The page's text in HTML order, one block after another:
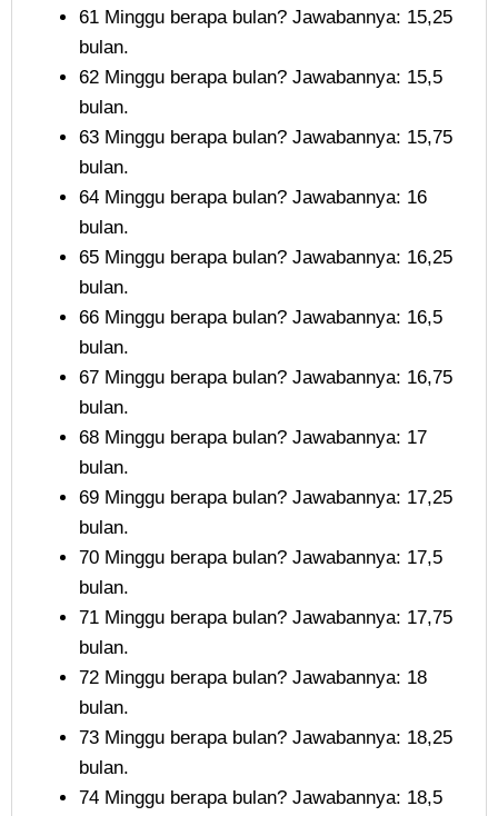
61 Minggu berapa bulan? Jawabannya: 15,25
bulan.
62 Minggu berapa bulan? Jawabannya: 15,5
bulan.
63 Minggu berapa bulan? Jawabannya: 15,75
bulan.
64 Minggu berapa bulan? Jawabannya: 16
bulan.
65 Minggu berapa bulan? Jawabannya: 16,25
bulan.
66 Minggu berapa bulan? Jawabannya: 16,5
bulan.
67 Minggu berapa bulan? Jawabannya: 16,75
bulan.
68 Minggu berapa bulan? Jawabannya: 17
bulan.
69 Minggu berapa bulan? Jawabannya: 17,25
bulan.
70 Minggu berapa bulan? Jawabannya: 17,5
bulan.
71 Minggu berapa bulan? Jawabannya: 17,75
bulan.
72 Minggu berapa bulan? Jawabannya: 18
bulan.
73 Minggu berapa bulan? Jawabannya: 18,25
bulan.
74 Minggu berapa bulan? Jawabannya: 18,5